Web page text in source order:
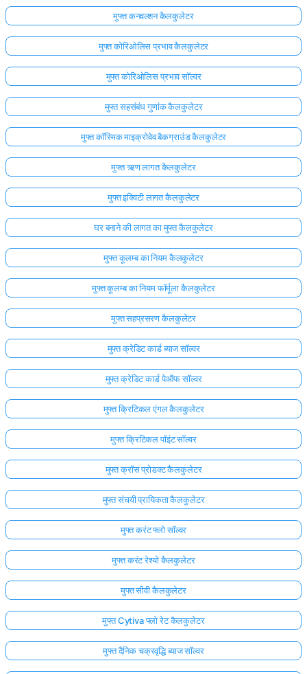
मुफ्त कनवल्शन कैलकुलेटर
मुफ्त कोरिओलिस प्रभाव कैलकुलेटर
मुफ्त कोरिओलिस प्रभाव सॉल्वर
मुफ्त सहसंबंध गुणांक कैलकुलेटर
मुफ्त कॉस्मिक माइक्रोवेव बैकग्राउंड कैलकुलेटर
मुफ्त ऋण लागत कैलकुलेटर
मुफ्त इक्विटी लागत कैलकुलेटर
घर बनाने की लागत का मुफ्त कैलकुलेटर
मुफ्त कूलम्ब का नियम कैलकुलेटर
मुफ्त कूलम्ब का नियम फॉर्मूला कैलकुलेटर
मुफ्त सहप्रसरण कैलकुलेटर
मुफ्त क्रेडिट कार्ड ब्याज सॉल्वर
मुफ्त क्रेडिट कार्ड पेऑफ सॉल्वर
मुफ्त क्रिटिकल एंगल कैलकुलेटर
मुफ्त क्रिटिकल पॉइंट सॉल्वर
मुफ्त क्रॉस प्रोडक्ट कैलकुलेटर
मुफ्त संचयी प्रायिकता कैलकुलेटर
मुफ्त करंट फ्लो सॉल्वर
मुफ्त करंट रेश्यो कैलकुलेटर
मुफ्त सीवी कैलकुलेटर
मुफ्त Cytiva फ्लो रेट कैलकुलेटर
मुफ्त दैनिक चक्रवृद्धि ब्याज सॉल्वर